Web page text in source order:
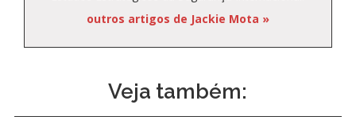
outros artigos de Jackie Mota »
Veja também: